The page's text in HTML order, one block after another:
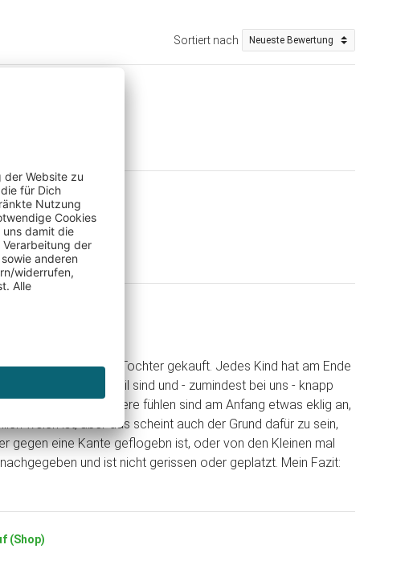
Sortiert nach
Geburtstag meiner Tochter gekauft. Jedes Kind hat am Ende
Ballons äußerst stabil sind und - zumindest bei uns - knapp
mega witzig. Die Tiere fühlen sind am Anfang etwas eklig an,
weich ist, aber das scheint auch der Grund dafür zu sein,
gegen eine Kante geflogebn ist, oder von den Kleinen mal
und ist nicht gerissen oder geplatzt. Mein Fazit:
(Shop)